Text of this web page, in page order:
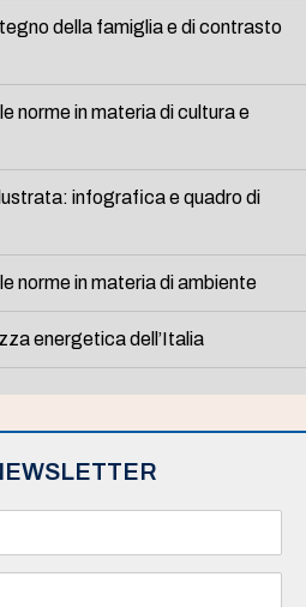
della famiglia e di contrasto
norme in materia di cultura e
infografica e quadro di
norme in materia di ambiente
energetica dell’Italia